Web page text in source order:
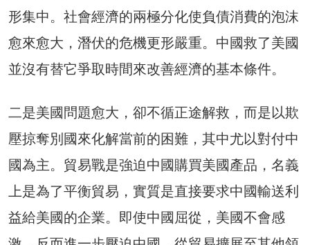
形集中。社會經濟的兩極分化使負債消費的泡沫
愈來愈大，潛伏的危機更形嚴重。中國救了美國
並沒有替它爭取時間來改善經濟的基本條件。
二是美國問題愈大，卻不循正途解救，而是以欺
壓掠奪別國來化解當前的困難，其中尤以對付中
國為主。貿易戰是強迫中國購買美國產品，名義
上是為了平衡貿易，實質是直接要求中國輸送利
益給美國的企業。即使中國屈從，美國不會感